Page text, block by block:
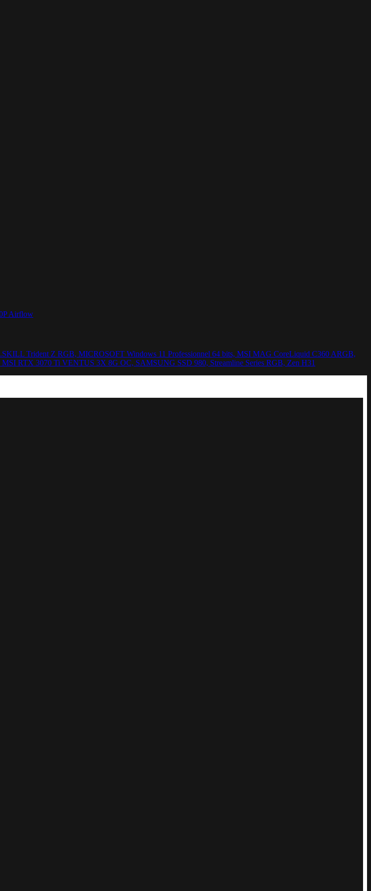
Trident Z RGB, MICROSOFT Windows 11 Professionnel 64 bits, MSI MAG CoreLiquid C360 ARGB,
RTX 3070 Ti VENTUS 3X 8G OC, SAMSUNG SSD 980, Streamline Series RGB, Zen H31